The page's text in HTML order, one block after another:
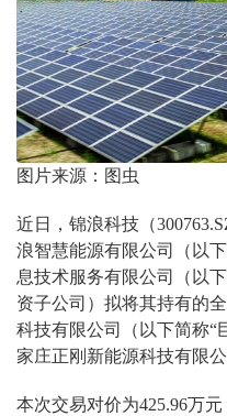
图片来源：图虫
近日，锦浪科技（
浪智慧能源有限公司（以
息技术服务有限公司（以
资子公司）拟将其持有的
科技有限公司（以下简称“
家庄正刚新能源科技有限
本次交易对价为425.96万